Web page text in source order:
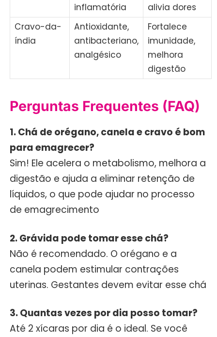
inflamatória
alivia dores
Cravo-da-
índia
Antioxidante,
antibacteriano,
analgésico
Fortalece
imunidade,
melhora
digestão
Perguntas Frequentes (FAQ)
1. Chá de orégano, canela e cravo é bom
para emagrecer?
Sim! Ele acelera o metabolismo, melhora a
digestão e ajuda a eliminar retenção de
líquidos, o que pode ajudar no processo
de emagrecimento
2. Grávida pode tomar esse chá?
Não é recomendado. O orégano e a
canela podem estimular contrações
uterinas. Gestantes devem evitar esse chá
3. Quantas vezes por dia posso tomar?
Até 2 xícaras por dia é o ideal. Se você